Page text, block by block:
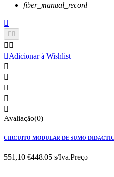
fiber_manual_record


 
Adicionar à Wishlist





Avaliação(0)
CIRCUITO MODULAR DE SUMO
551,10 €448.05 s/Iva.Preço